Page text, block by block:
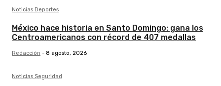
Noticias Deportes
México hace historia en Santo Domingo: gana los
Centroamericanos con récord de 407 medallas
Redacción - 8 agosto, 2026
Noticias Seguridad